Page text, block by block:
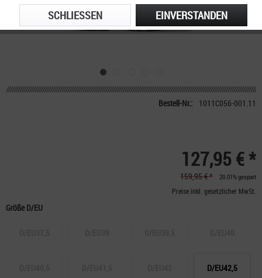
Bestell-Nr.: 1011C056-001.11
127,95 € *
159,95 € * 20.01% gespart
Preise inkl. gesetzlicher MwSt.
Größe D/EU
D/EU42,5
EINVERSTANDEN
SCHLIESSEN